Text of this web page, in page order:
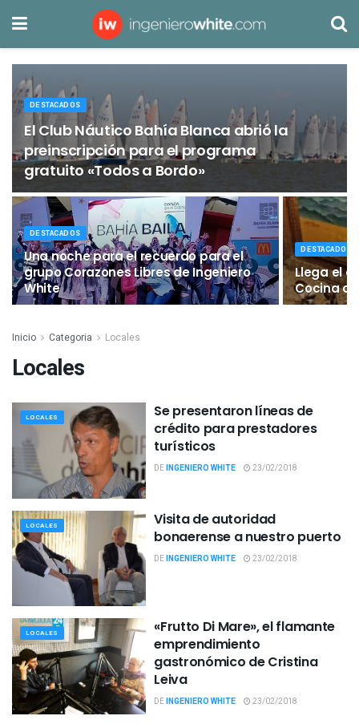
DESTACADOS
El Club Náutico Bahía Blanca abrió la
preinscripción para el programa
gratuito «Todos a Bordo»
DESTACADOS
Una noche para el recuerdo para el
grupo Corazones Libres de Ingeniero
White
DESTACADOS
Llega el
Cocina
Inicio Categoria Locales
Locales
LOCALES
Se presentaron líneas de
crédito para prestadores
turísticos
DEINGENIERO WHITE 23/02/2018
LOCALES
Visita de autoridad
bonaerense a nuestro puerto
DEINGENIERO WHITE 23/02/2018
LOCALES
«Frutto Di Mare», el flamante
emprendimiento
gastronómico de Cristina
Leiva
DEINGENIERO WHITE 23/02/2018